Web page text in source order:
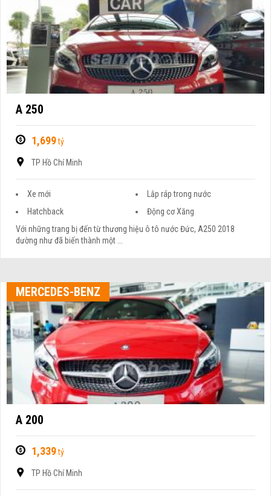
A 250
1,699tỷ
TP Hồ Chí Minh
Xe mới
Lắp ráp trong nước
Hatchback
Động cơ Xăng
Với những trang bị đến từ thương hiệu ô tô nước Đức, A250 2018
dường như đã biến thành một ...
MERCEDES-BENZ
A 200
1,339tỷ
TP Hồ Chí Minh